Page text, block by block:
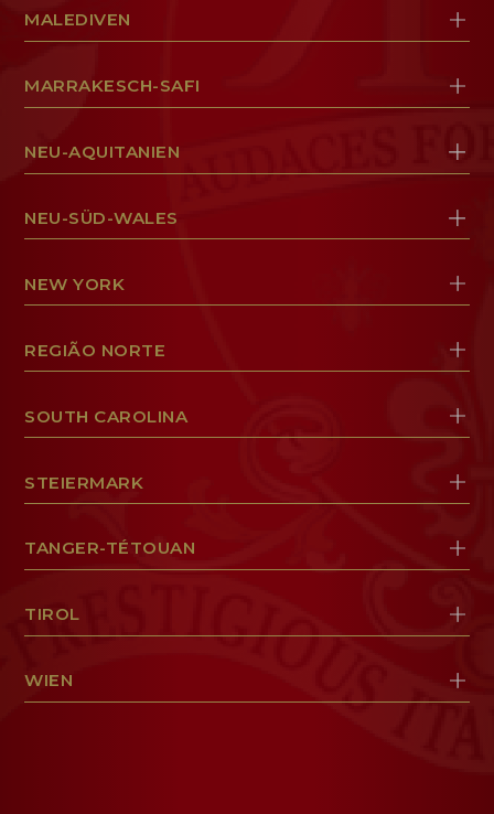
MALEDIVEN
MARRAKESCH-SAFI
NEU-AQUITANIEN
NEU-SÜD-WALES
NEW YORK
REGIÃO NORTE
SOUTH CAROLINA
STEIERMARK
TANGER-TÉTOUAN
TIROL
WIEN